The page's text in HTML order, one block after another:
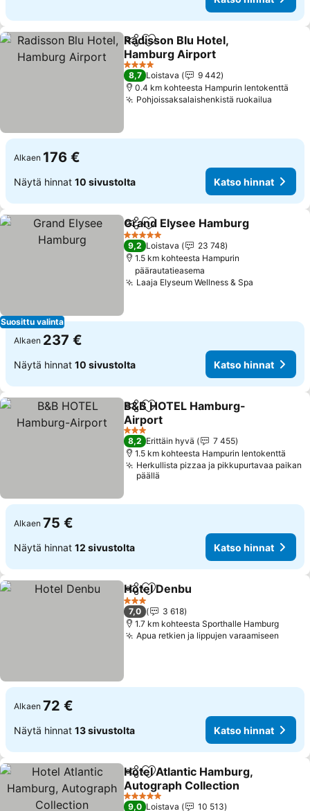
Jaa Lisää suosikkeihin
Radisson Blu Hotel,
Hamburg Airport
Katso hinnat
4 Tähtiluokitus
8,7 Loistava
9 442
0.4 km kohteesta Hampurin lentokenttä
Pohjoissaksalaishenkistä ruokailua
Alkaen 176 €
Näytä hinnat 10 sivustolta Katso hinnat
Suosittu valinta
Jaa Lisää suosikkeihin
Grand Elysee Hamburg
5 Tähtiluokitus
9,2 Loistava
23 748
1.5 km kohteesta Hampurin
päärautatieasema
Laaja Elyseum Wellness & Spa
Alkaen 237 €
Näytä hinnat 10 sivustolta Katso hinnat
Jaa Lisää suosikkeihin
B&B HOTEL Hamburg-
Airport
Katso hinnat
3 Tähtiluokitus
8,2 Erittäin hyvä
7 455
1.5 km kohteesta Hampurin lentokenttä
Herkullista pizzaa ja pikkupurtavaa paikan
päällä
Alkaen 75 €
Näytä hinnat 12 sivustolta Katso hinnat
Jaa Lisää suosikkeihin
Hotel Denbu
3 Tähtiluokitus
7,0
3 618
1.7 km kohteesta Sporthalle Hamburg
Apua retkien ja lippujen varaamiseen
Alkaen 72 €
Näytä hinnat 13 sivustolta Katso hinnat
Jaa Lisää suosikkeihin
Hotel Atlantic Hamburg,
Autograph Collection
Katso hinnat
5 Tähtiluokitus
9,0 Loistava
10 513